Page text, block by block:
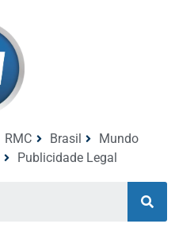
RMC Brasil
Mundo
Publicidade Legal